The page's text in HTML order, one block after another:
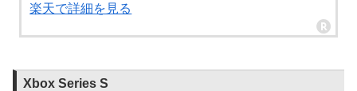
楽天で詳細を見る
Xbox Series S